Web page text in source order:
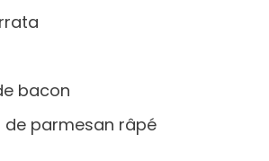
bacon
de parmesan râpé⁠